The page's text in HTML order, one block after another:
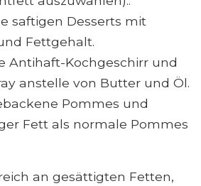
saftigen Desserts mit
Fettgehalt.
Antihaft-Kochgeschirr und
anstelle von Butter und Öl.
Pommes und
Fett als normale Pommes
an gesättigten Fetten,